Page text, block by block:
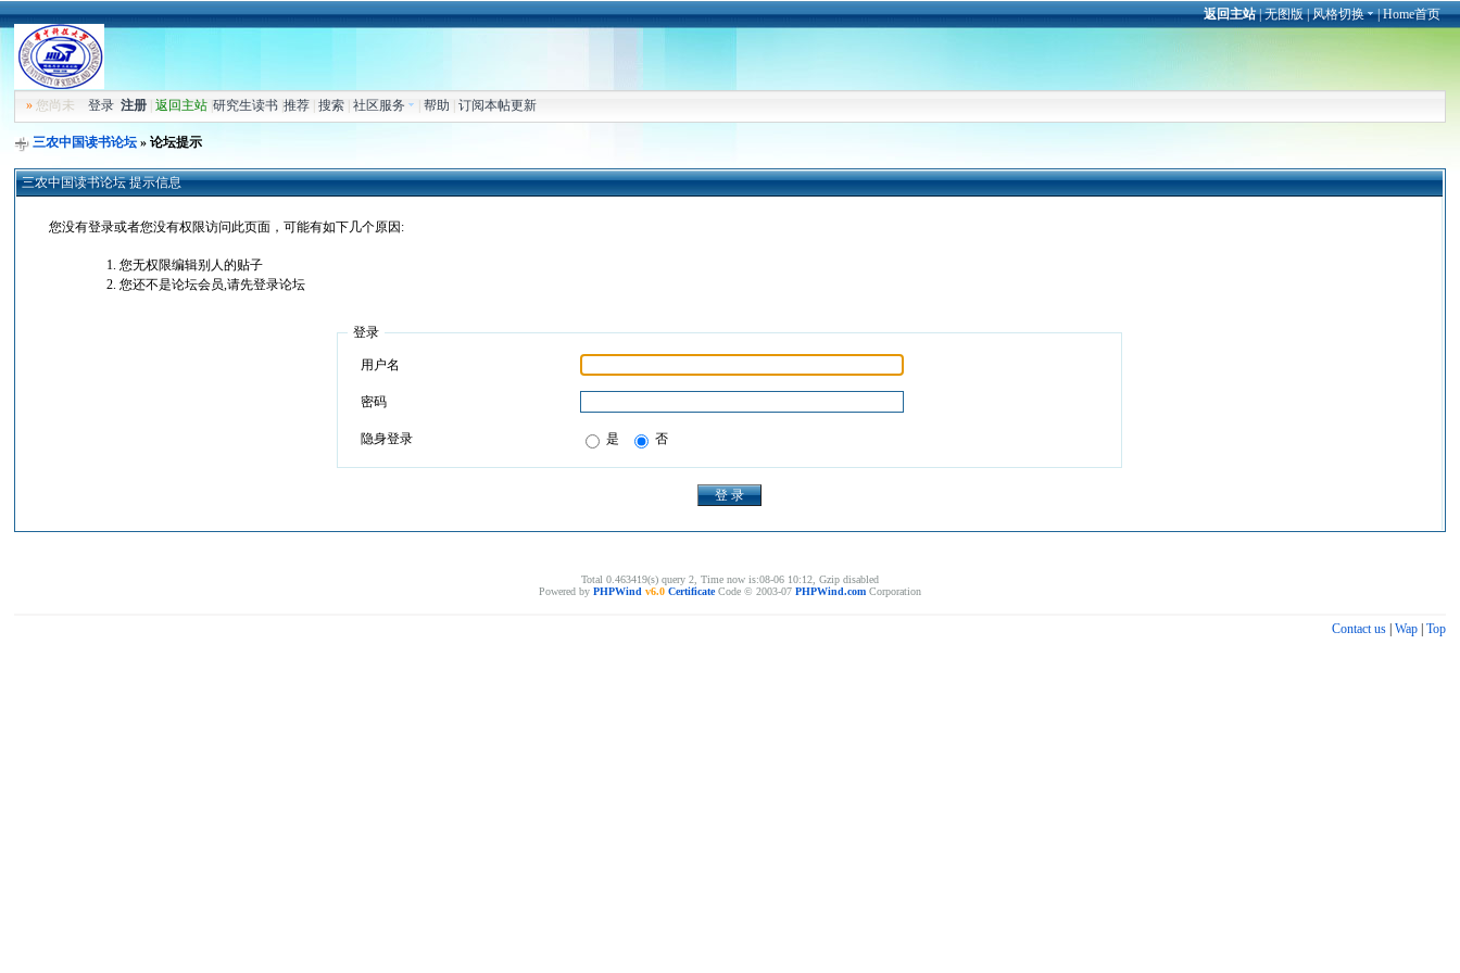
返回主站|无图版|风格切换 |Home首页
» 您尚未登录 注册 |返回主站 |研究生读书 |推荐 |搜索 |社区服务 |帮助 |订阅本帖更新
三农中国读书论坛» 论坛提示
三农中国读书论坛 提示信息
您没有登录或者您没有权限访问此页面，可能有如下几个原因:
您无权限编辑别人的贴子
您还不是论坛会员,请先登录论坛
登录
用户名
密码
隐身登录 是 否
Total 0.463419(s) query 2, Time now is:08-06 10:12, Gzip disabled
Powered by PHPWind v6.0 CertificateCode © 2003-07 PHPWind.com Corporation
Contact us| Wap| Top